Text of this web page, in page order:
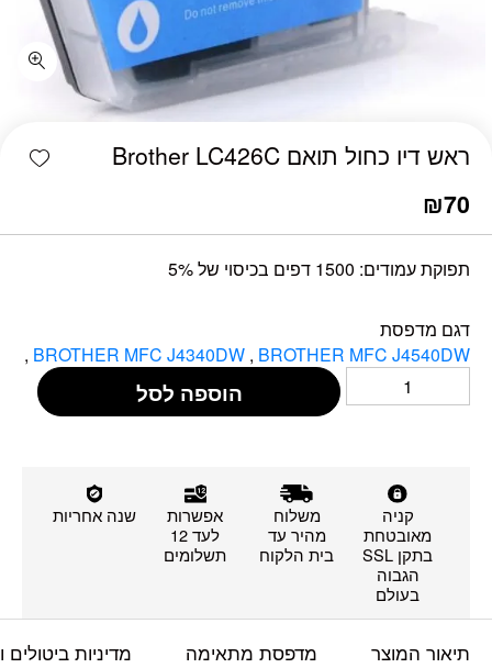
ראש דיו כחול תואם Brother LC426C
₪70
תפוקת עמודים: 1500 דפים בכיסוי של 5%
דגם מדפסת
BROTHER MFC J4340DW , BROTHER MFC J4540DW
,
הוספה לסל
קניה
מאובטחת
בתקן SSL
הגבוה
בעולם
משלוח
מהיר עד
בית הלקוח
אפשרות
לעד 12
תשלומים
שנה אחריות
תיאור המוצר מדפסת מתאימה מדיניות ביטולים